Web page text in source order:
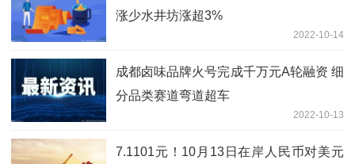
涨少水井坊涨超3%
2022-10-14
成都卤味品牌火号完成千万元A轮融资 细
分品类赛道弯道超车
2022-10-13
7.1101元！10月13日在岸人民币对美元